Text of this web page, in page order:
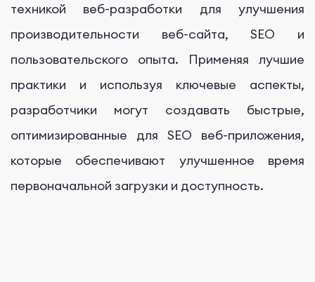
техникой веб-разработки для улучшения
производительности веб-сайта, SEO и
пользовательского опыта. Применяя лучшие
практики и используя ключевые аспекты,
разработчики могут создавать быстрые,
оптимизированные для SEO веб-приложения,
которые обеспечивают улучшенное время
первоначальной загрузки и доступность.